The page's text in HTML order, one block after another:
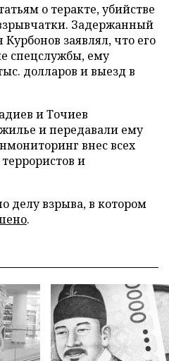
о теракте, убийстве
Задержанный
заявлял, что его
спецслужбы, ему
долларов и выезд в
и Точиев
и передавали ему
внес всех
и
делу взрыва, в котором
.